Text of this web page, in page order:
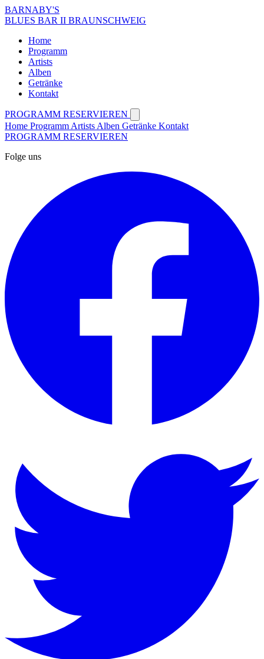
BARNABY'S
BLUES BAR II BRAUNSCHWEIG
Home
Programm
Artists
Alben
Getränke
Kontakt
PROGRAMM RESERVIEREN
Home Programm Artists Alben Getränke Kontakt
PROGRAMM RESERVIEREN
Folge uns